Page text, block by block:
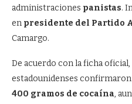
administraciones panistas.
en presidente del Partido
Camargo.
De acuerdo con la ficha
estadounidenses
400 gramos de cocaína,